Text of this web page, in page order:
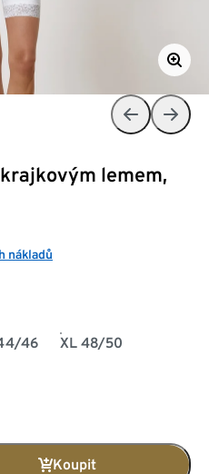
lemem,
nákladů
46 XL 48/50
Koupit